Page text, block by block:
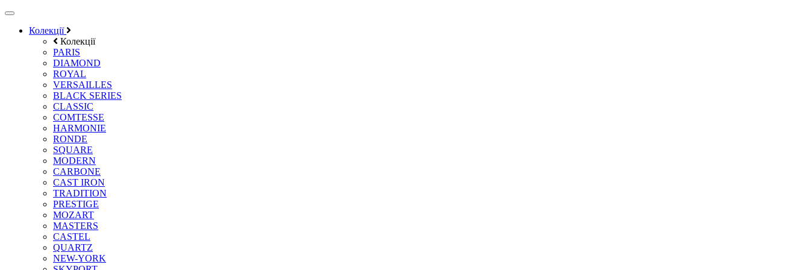
Колекції
Колекції
PARIS
DIAMOND
ROYAL
VERSAILLES
BLACK SERIES
CLASSIC
COMTESSE
HARMONIE
RONDE
SQUARE
MODERN
CARBONE
CAST IRON
TRADITION
PRESTIGE
MOZART
MASTERS
CASTEL
QUARTZ
NEW-YORK